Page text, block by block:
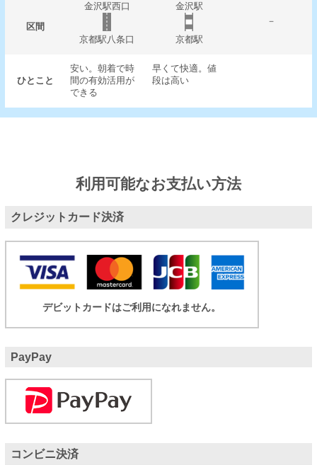
区間
金沢駅西口
金沢駅
－
京都駅八条口
京都駅
ひとこと
安い。朝着で時
間の有効活用が
できる
早くて快適。値
段は高い
利用可能なお支払い方法
クレジットカード決済
デビットカードはご利用になれません。
PayPay
コンビニ決済